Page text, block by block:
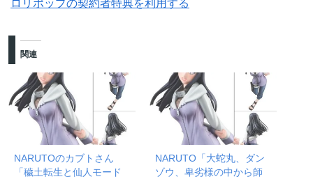
ロリポップの契約者特典を利用する
関連
NARUTOのカブトさん
「穢土転生と仙人モード
NARUTO「大蛇丸、ダン
ゾウ、卑劣様の中から師